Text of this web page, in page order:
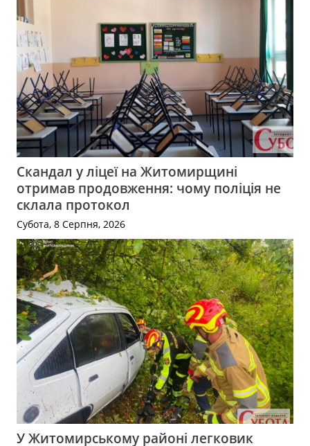
Скандал у ліцеї на Житомирщині
отримав продовження: чому поліція не
склала протокол
Субота, 8 Серпня, 2026
У Житомирському районі легковик